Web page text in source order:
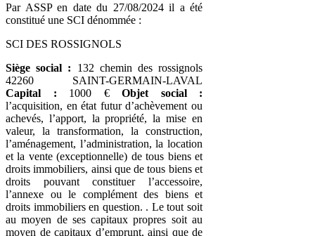
Par ASSP en date du 27/08/2024 il a été
constitué une SCI dénommée :
SCI DES ROSSIGNOLS
Siège social : 132 chemin des rossignols
42260 SAINT-GERMAIN-LAVAL
Capital : 1000 € Objet social :
l’acquisition, en état futur d’achèvement ou
achevés, l’apport, la propriété, la mise en
valeur, la transformation, la construction,
l’aménagement, l’administration, la location
et la vente (exceptionnelle) de tous biens et
droits immobiliers, ainsi que de tous biens et
droits pouvant constituer l’accessoire,
l’annexe ou le complément des biens et
droits immobiliers en question. . Le tout soit
au moyen de ses capitaux propres soit au
moyen de capitaux d’emprunt, ainsi que de